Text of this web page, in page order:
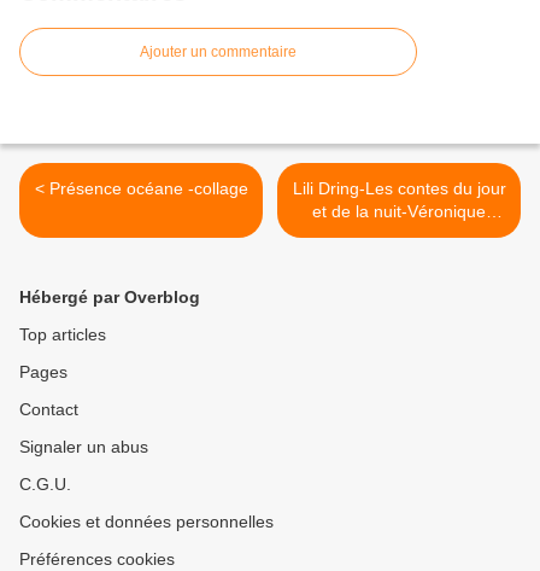
Ajouter un commentaire
< Présence océane -collage
Lili Dring-Les contes du jour
et de la nuit-Véronique
Sauger >
Hébergé par Overblog
Top articles
Pages
Contact
Signaler un abus
C.G.U.
Cookies et données personnelles
Préférences cookies